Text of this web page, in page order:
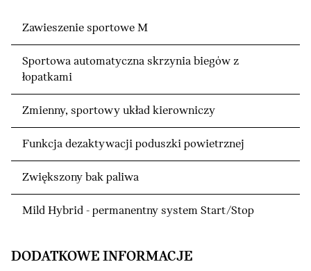
Zawieszenie sportowe M
Sportowa automatyczna skrzynia biegów z
łopatkami
Zmienny, sportowy układ kierowniczy
Funkcja dezaktywacji poduszki powietrznej
Zwiększony bak paliwa
Mild Hybrid - permanentny system Start/Stop
DODATKOWE INFORMACJE